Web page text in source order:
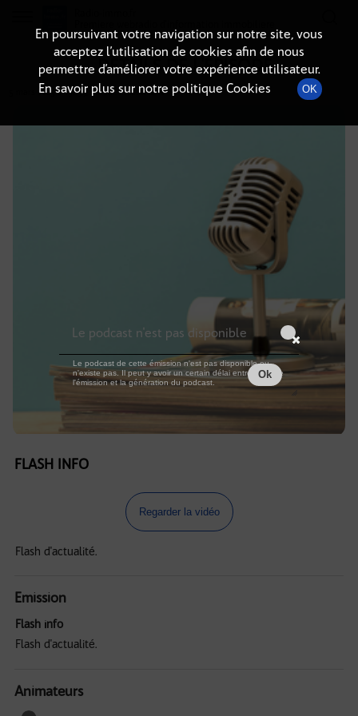
DÉTAILS DE L'ÉPISODE
5 mars 2025à 19h59 , durée : Invalid date
FLASH INFO
Regarder la vidéo
Flash d'actualité.
Emission
Flash info
Flash d'actualité.
Animateurs
En poursuivant votre navigation sur notre site, vous
acceptez l’utilisation de cookies afin de nous
permettre d’améliorer votre expérience utilisateur.
En savoir plus sur notre politique Cookies
OK
Le podcast n'est pas disponible
Le podcast de cette émission n'est pas disponible ou
n'existe pas. Il peut y avoir un certain délai entre la fin de
l'émission et la génération du podcast.
Ok